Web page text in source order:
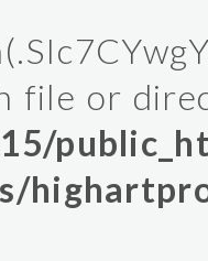
file or